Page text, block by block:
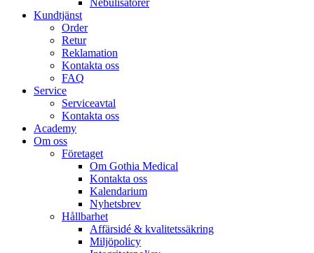
Nebulisatorer
Kundtjänst
Order
Retur
Reklamation
Kontakta oss
FAQ
Service
Serviceavtal
Kontakta oss
Academy
Om oss
Företaget
Om Gothia Medical
Kontakta oss
Kalendarium
Nyhetsbrev
Hållbarhet
Affärsidé & kvalitetssäkring
Miljöpolicy